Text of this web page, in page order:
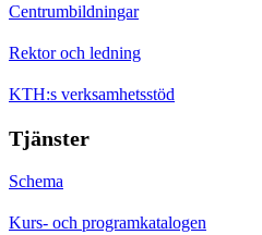
Centrumbildningar
Rektor och ledning
KTH:s verksamhetsstöd
Tjänster
Schema
Kurs- och programkatalogen